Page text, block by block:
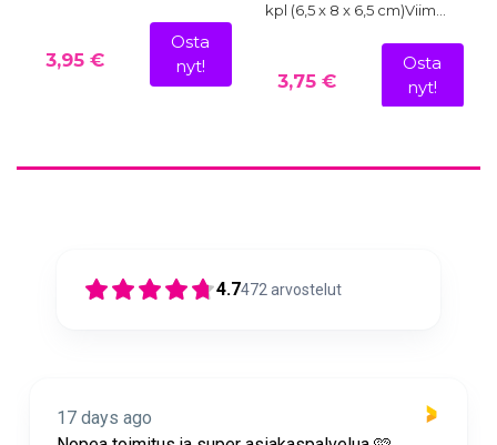
3,95 €
Osta
nyt!
kpl (6,5 x 8 x 6,5 cm)Viim…
3,75 €
Osta
nyt!
4.7472 arvostelut
17 days ago